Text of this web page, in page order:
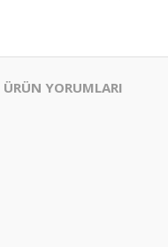
ÜRÜN YORUMLARI